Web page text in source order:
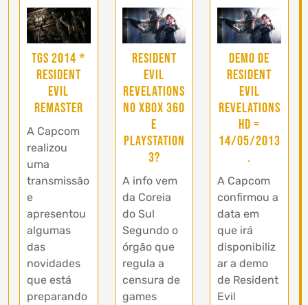
TGS 2014 *
Resident
Evil
Remaster
A Capcom
realizou
uma
transmissão
e
apresentou
algumas
das
novidades
que está
preparando
Resident
Evil
Revelations
no Xbox 360
e
Playstation
3?
A info vem
da Coreia
do Sul
Segundo o
órgão que
regula a
censura de
games
Demo de
Resident
Evil
Revelations
HD =
14/05/2013
.
A Capcom
confirmou a
data em
que irá
disponibiliz
ar a demo
de Resident
Evil